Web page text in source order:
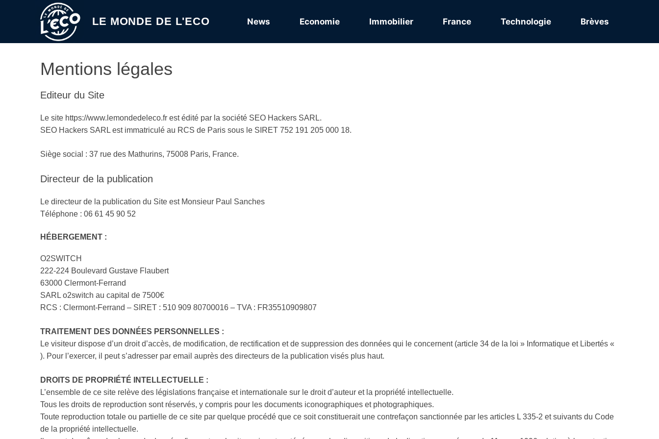
LE MONDE DE L'ECO News Economie Immobilier France Technologie Brèves
Mentions légales
Editeur du Site
Le site https://www.lemondedeleco.fr est édité par la société SEO Hackers SARL.
SEO Hackers SARL est immatriculé au RCS de Paris sous le SIRET 752 191 205 000 18.
Siège social : 37 rue des Mathurins, 75008 Paris, France.
Directeur de la publication
Le directeur de la publication du Site est Monsieur Paul Sanches
Téléphone : 06 61 45 90 52
HÉBERGEMENT :
O2SWITCH
222-224 Boulevard Gustave Flaubert
63000 Clermont-Ferrand
SARL o2switch au capital de 7500€
RCS : Clermont-Ferrand – SIRET : 510 909 80700016 – TVA : FR35510909807
TRAITEMENT DES DONNÉES PERSONNELLES :
Le visiteur dispose d’un droit d’accès, de modification, de rectification et de suppression des données qui le concernent (article 34 de la loi » Informatique et Libertés «
). Pour l’exercer, il peut s’adresser par email auprès des directeurs de la publication visés plus haut.
DROITS DE PROPRIÉTÉ INTELLECTUELLE :
L’ensemble de ce site relève des législations française et internationale sur le droit d’auteur et la propriété intellectuelle.
Tous les droits de reproduction sont réservés, y compris pour les documents iconographiques et photographiques.
Toute reproduction totale ou partielle de ce site par quelque procédé que ce soit constituerait une contrefaçon sanctionnée par les articles L 335-2 et suivants du Code
de la propriété intellectuelle.